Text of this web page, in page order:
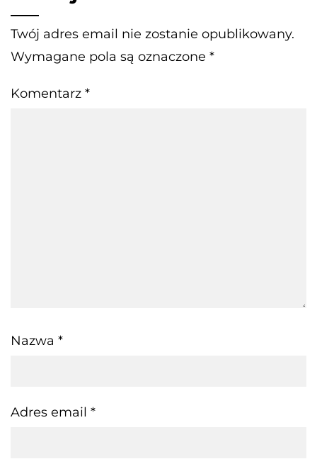
Twój adres email nie zostanie opublikowany.
Wymagane pola są oznaczone *
Komentarz *
Nazwa *
Adres email *